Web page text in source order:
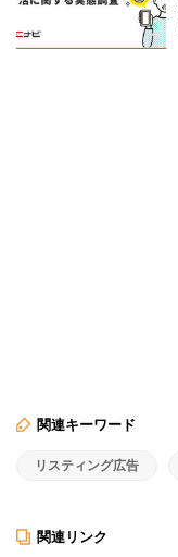
関連キーワード
リスティング広告
関連リンク